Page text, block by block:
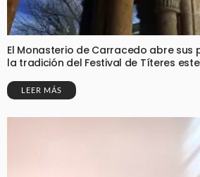
El Monasterio de Carracedo abre sus
la tradición del Festival de Títeres
LEER MÁS